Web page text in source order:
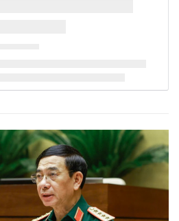
Bắt đầu lọc ảo xét tuyển đại
học 2026: Xu hướng điểm
chuẩn ra sao?